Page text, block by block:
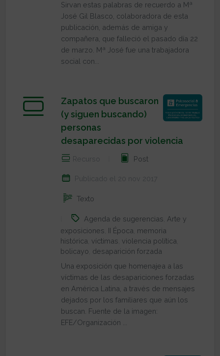
Sirvan estas palabras de recuerdo a Mª
José Gil Blasco, colaboradora de esta
publicación, además de amiga y
compañera, que falleció el pasado día 22
de marzo. Mª José fue una trabajadora
social con...
Zapatos que buscaron
(y siguen buscando)
personas
desaparecidas por violencia
Recurso Post
Publicado el 20 nov 2017
Texto
Agenda de sugerencias Arte y
exposiciones II Época memoria
histórica víctimas violencia política
bolicayo desaparición forzada
Una exposición que homenajea a las
víctimas de las desapariciones forzadas
en América Latina, a través de mensajes
dejados por los familiares que aún los
buscan. Fuente de la imagen:
EFE/Organización ...